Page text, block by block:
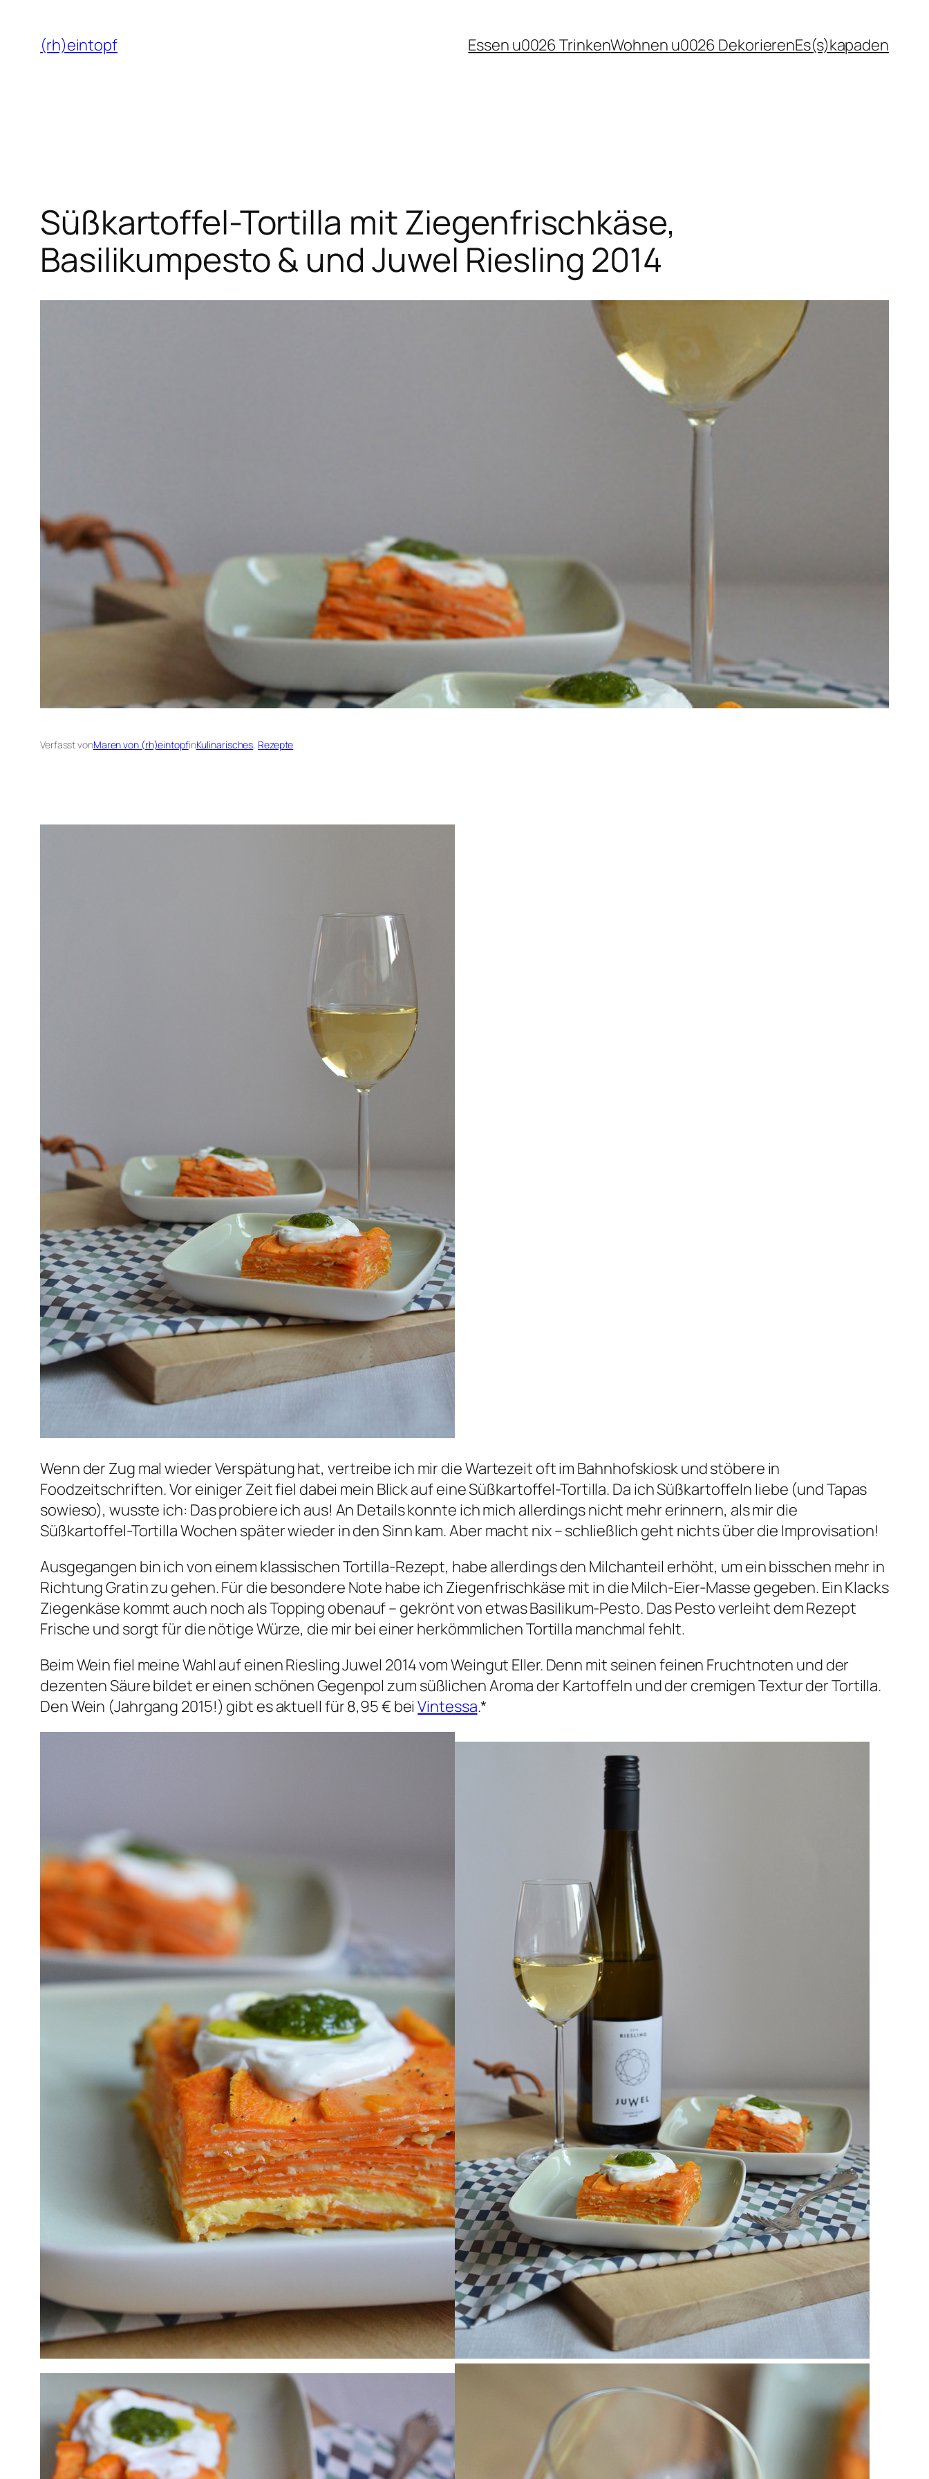
Inhalt
springen
(rh)eintopf Essen u0026 TrinkenWohnen u0026 DekorierenEs(s)kapaden
Süßkartoffel-Tortilla mit Ziegenfrischkäse,
Basilikumpesto & und Juwel Riesling 2014
Verfasst vonMaren von (rh)eintopfinKulinarisches, Rezepte
Wenn der Zug mal wieder Verspätung hat, vertreibe ich mir die Wartezeit oft im Bahnhofskiosk und stöbere in
Foodzeitschriften. Vor einiger Zeit fiel dabei mein Blick auf eine Süßkartoffel-Tortilla. Da ich Süßkartoffeln liebe (und Tapas
sowieso), wusste ich: Das probiere ich aus! An Details konnte ich mich allerdings nicht mehr erinnern, als mir die
Süßkartoffel-Tortilla Wochen später wieder in den Sinn kam. Aber macht nix – schließlich geht nichts über die Improvisation!
Ausgegangen bin ich von einem klassischen Tortilla-Rezept, habe allerdings den Milchanteil erhöht, um ein bisschen mehr in
Richtung Gratin zu gehen. Für die besondere Note habe ich Ziegenfrischkäse mit in die Milch-Eier-Masse gegeben. Ein Klacks
Ziegenkäse kommt auch noch als Topping obenauf – gekrönt von etwas Basilikum-Pesto. Das Pesto verleiht dem Rezept
Frische und sorgt für die nötige Würze, die mir bei einer herkömmlichen Tortilla manchmal fehlt.
Beim Wein fiel meine Wahl auf einen Riesling Juwel 2014 vom Weingut Eller. Denn mit seinen feinen Fruchtnoten und der
dezenten Säure bildet er einen schönen Gegenpol zum süßlichen Aroma der Kartoffeln und der cremigen Textur der Tortilla.
Den Wein (Jahrgang 2015!) gibt es aktuell für 8,95 € beiVintessa.*